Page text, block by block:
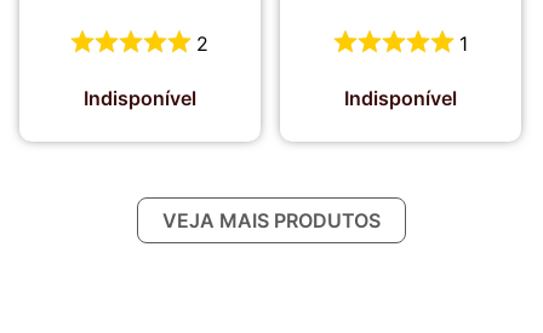
2
Indisponível
1
Indisponível